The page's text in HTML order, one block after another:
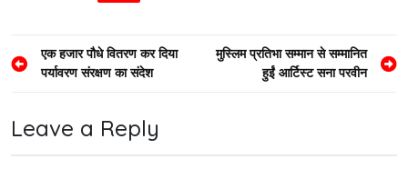
Post
navigation
एक हजार पौधे वितरण कर दिया
पर्यावरण संरक्षण का संदेश
मुस्लिम प्रतिभा सम्मान से सम्मानित
हुईं आर्टिस्ट सना परवीन
Leave a Reply